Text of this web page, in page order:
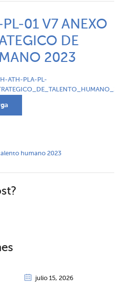
01 V7 ANEXO
DE
2023
ATH-PLA-PL-
humano 2023
julio 15, 2026